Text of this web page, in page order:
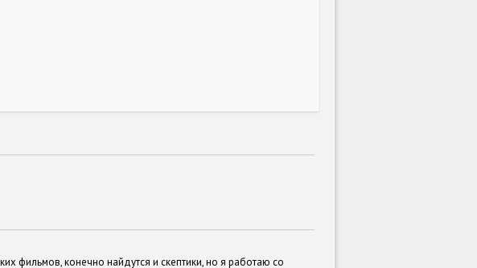
фильмов, конечно найдутся и скептики, но я работаю со